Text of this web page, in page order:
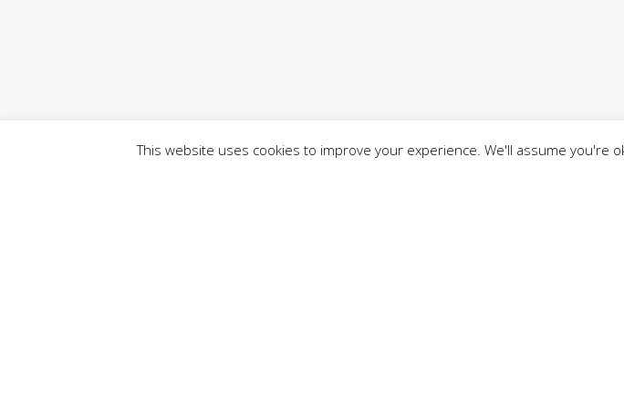
This website uses cookies to improve your experience. We'll assume you're